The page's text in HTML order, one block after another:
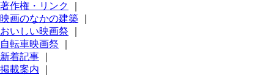
著作権・リンク
映画のなかの建築
おいしい映画祭
自転車映画祭
新着記事
掲載案内